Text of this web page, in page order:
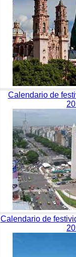
Calendario de
Calendario de